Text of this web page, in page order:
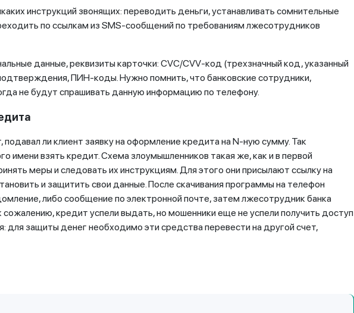
инструкций звонящих: переводить деньги, устанавливать сомнительные
по ссылкам из SMS-сообщений по требованиям лжесотрудников
данные, реквизиты карточки: CVC/CVV-код (трехзначный код, указанный
ПИН-коды. Нужно помнить, что банковские сотрудники,
не будут спрашивать данную информацию по телефону.
подавал ли клиент заявку на оформление кредита на N-ную сумму. Так
имени взять кредит. Схема злоумышленников такая же, как и в первой
меры и следовать их инструкциям. Для этого они присылают ссылку на
и защитить свои данные. После скачивания программы на телефон
либо сообщение по электронной почте, затем лжесотрудник банка
кредит успели выдать, но мошенники еще не успели получить доступ
для защиты денег необходимо эти средства перевести на другой счет,